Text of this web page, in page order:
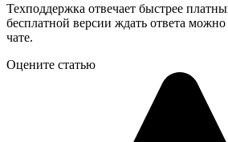
Техподдержка отвечает быстрее
бесплатной версии ждать ответа
чате.
Оцените статью